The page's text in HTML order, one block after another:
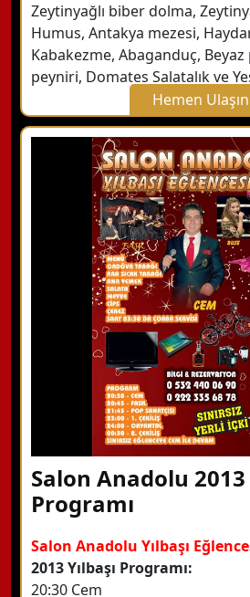
Zeytinyağlı biber dolma,
Humus, Antakya mezesi,
Kabakezme, Abaganduç, Beyaz
peyniri, Domates Salatalık ve
Hemen
X Kapat
WhatsApp ile Bilgi Alın
Hemen Arayın
Detaylı Bilgi Alın
Salon Anadolu 2013
Programı
Salon Anadolu Yılbaşı
2013 Yılbaşı Programı:
20:30 Cem